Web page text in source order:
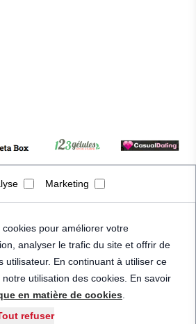
Marketing
pour améliorer votre
analyser le trafic du site et offrir de
utilisateur. En continuant à utiliser ce
utilisation des cookies. En savoir
en matière de cookies
refuser
droits réservés.